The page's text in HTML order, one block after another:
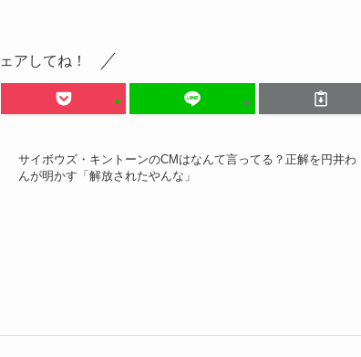
アしてね！
サイボウズ・キントーンのCMはなんて言ってる？正解を円井わ
んが明かす「解放されたやんな」